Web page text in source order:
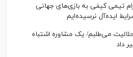
تیمی کیفی به بازی‌های جهانی
ایده‌آل نرسیده‌ایم
می‌طلبم/ یک مشاوره اشتباه
داد